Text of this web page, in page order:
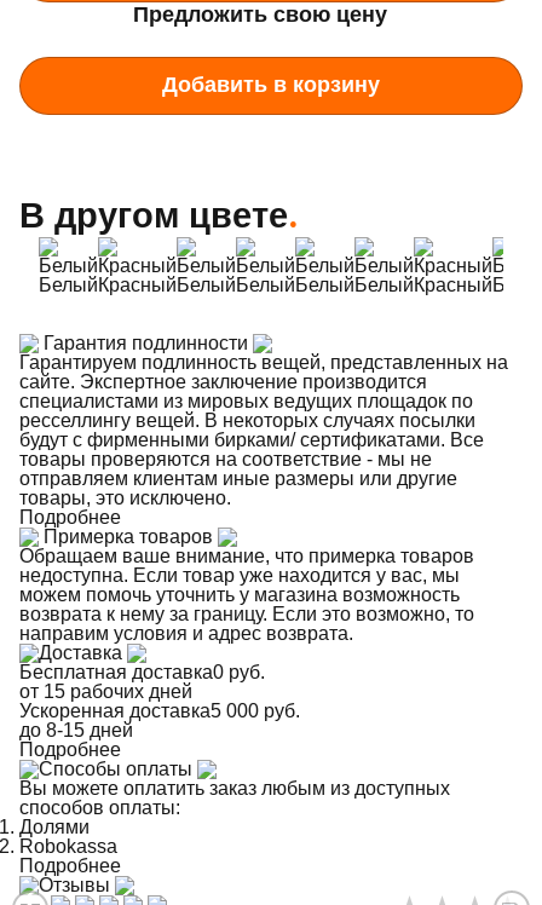
Предложить свою цену
Добавить в корзину
В другом цвете.
БелыйКрасныйБелыйБелыйБелыйБелыйКрасный
Гарантия подлинности
Гарантируем подлинность вещей, представленных на
сайте. Экспертное заключение производится
специалистами из мировых ведущих площадок по
ресселлингу вещей. В некоторых случаях посылки
будут с фирменными бирками/ сертификатами. Все
товары проверяются на соответствие - мы не
отправляем клиентам иные размеры или другие
товары, это исключено.
Подробнее
Примерка товаров
Обращаем ваше внимание, что примерка товаров
недоступна. Если товар уже находится у вас, мы
можем помочь уточнить у магазина возможность
возврата к нему за границу. Если это возможно, то
направим условия и адрес возврата.
Доставка
Бесплатная доставка0 руб.
от 15 рабочих дней
Ускоренная доставка5 000 руб.
до 8-15 дней
Подробнее
Способы оплаты
Вы можете оплатить заказ любым из доступных
способов оплаты:
Долями
Robokassa
Подробнее
Отзывы